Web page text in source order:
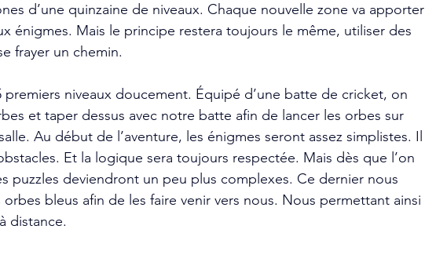
d’une quinzaine de niveaux. Chaque nouvelle zone va apporter
énigmes. Mais le principe restera toujours le même, utiliser des
frayer un chemin.
premiers niveaux doucement. Équipé d’une batte de cricket, on
et taper dessus avec notre batte afin de lancer les orbes sur
Au début de l’aventure, les énigmes seront assez simplistes. Il
Et la logique sera toujours respectée. Mais dès que l’on
puzzles deviendront un peu plus complexes. Ce dernier nous
orbes bleus afin de les faire venir vers nous. Nous permettant ainsi
distance.